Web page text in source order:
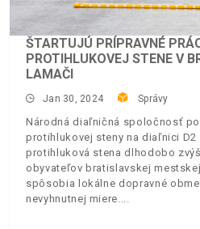
ŠTARTUJÚ PRÍPRAVNÉ
PROTIHLUKOVEJ STENE V
LAMAČI
Jan 30, 2024 Správy
Národná diaľničná spoločnosť
protihlukovej steny na diaľnici D2
protihluková stena dlhodobo
obyvateľov bratislavskej
spôsobia lokálne dopravné
nevyhnutnej miere.